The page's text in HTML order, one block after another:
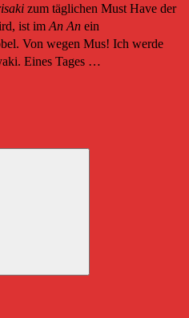
zum täglichen Must Have der
ist im An An ein
Von wegen Mus! Ich werde
Eines Tages …